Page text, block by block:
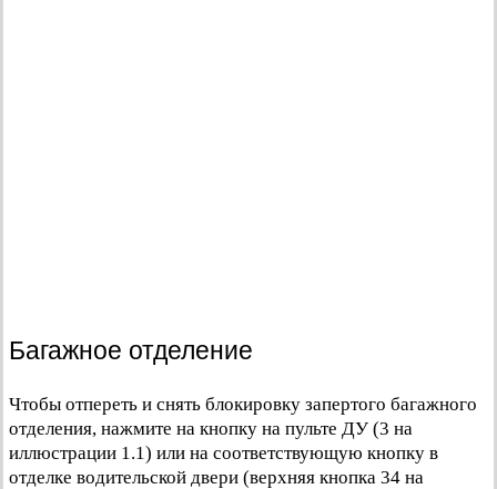
Багажное отделение
Чтобы отпереть и снять блокировку запертого багажного
отделения, нажмите на кнопку на пульте ДУ (3 на
иллюстрации 1.1) или на соответствующую кнопку в
отделке водительской двери (верхняя кнопка 34 на